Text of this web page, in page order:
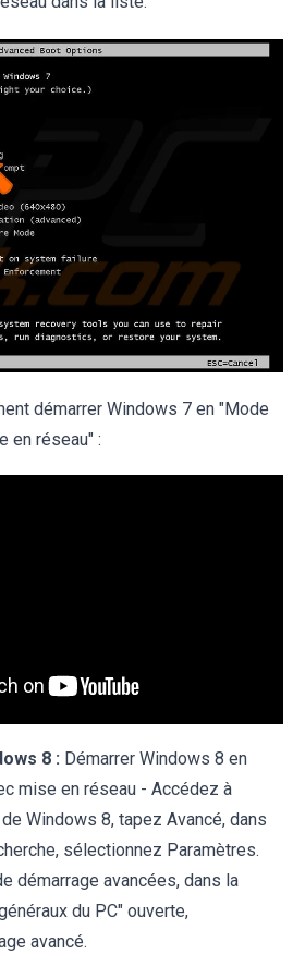
démarrer Windows 7 en "Mode
en réseau" :
8 : Démarrer Windows 8 en
mise en réseau - Accédez à
Windows 8, tapez Avancé, dans
sélectionnez Paramètres.
démarrage avancées, dans la
du PC" ouverte,
avancé.